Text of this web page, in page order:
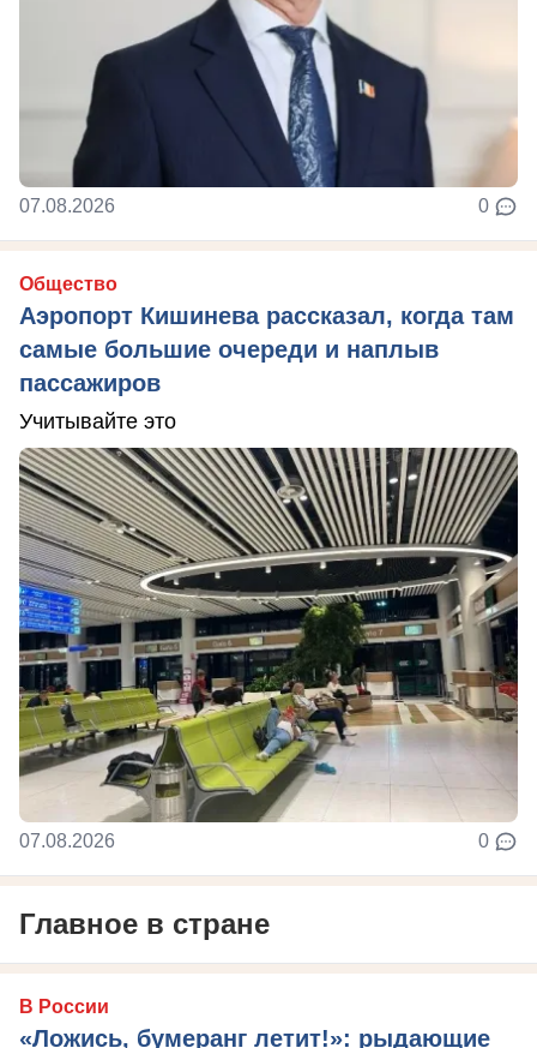
07.08.2026 0
Общество
Аэропорт Кишинева рассказал, когда там
самые большие очереди и наплыв
пассажиров
Учитывайте это
07.08.2026 0
Главное в стране
В России
«Ложись, бумеранг летит!»: рыдающие